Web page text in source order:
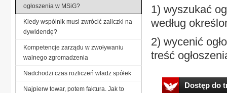
1) wyszukać
według
2) wycenić
treść
Dostęp do
ogłoszenia w MSiG?
Kiedy wspólnik musi zwrócić zaliczki na
dywidendę?
Kompetencje zarządu w zwoływaniu
walnego zgromadzenia
Nadchodzi czas rozliczeń władz spółek
Najpierw towar, potem faktura. Jak to